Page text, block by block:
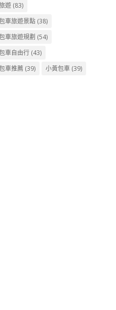
遊(83)
車旅遊景點(38)
車旅遊規劃 (54)
車自由行(43)
車推薦(39) 小黃包車(39)